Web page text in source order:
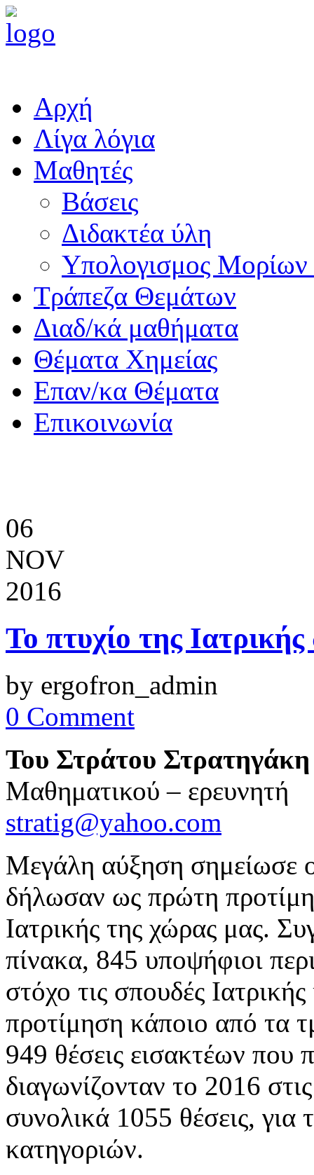
Αρχή
Λίγα λόγια
Μαθητές
Βάσεις
Διδακτέα ύλη
Υπολογισμος
Τράπεζα Θεμάτων
Διαδ/κά μαθήματα
Θέματα Χημείας
Eπαν/κα Θέματα
Επικοινωνία
06
NOV
2016
Το πτυχίο της
by ergofron_admin
0 Comment
Του Στράτου Στρατηγάκη
Mαθηματικού – ερευνητή
stratig@yahoo.com
Μεγάλη αύξηση σημείωσε
δήλωσαν ως πρώτη
Ιατρικής της χώρας μας.
πίνακα, 845 υποψήφιοι
στόχο τις σπουδές
προτίμηση κάποιο από τα
949 θέσεις εισακτέων που
διαγωνίζονταν το 2016
συνολικά 1055 θέσεις,
κατηγοριών.